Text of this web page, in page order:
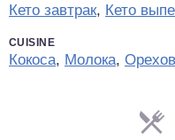
Кето завтрак, Кето
CUISINE
Кокоса, Молока, Орехов